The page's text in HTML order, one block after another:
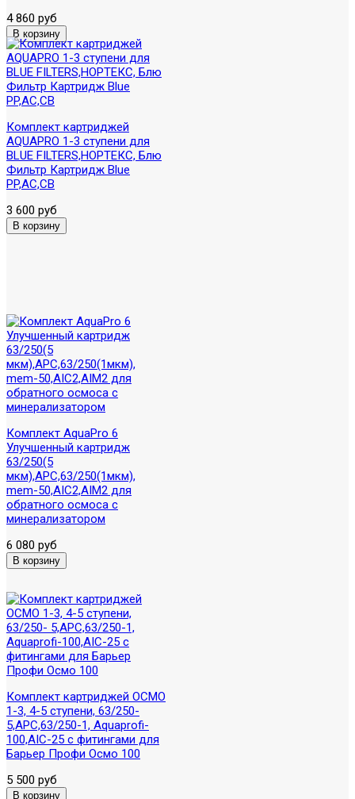
4 860 руб
Комплект картриджей
AQUAPRO 1-3 ступени для
BLUE FILTERS,НОРТЕКС, Блю
Фильтр Картридж Blue
PP,AC,CB
3 600 руб
Комплект AquaPro 6
Улучшенный картридж
63/250(5
мкм),APC,63/250(1мкм),
mem-50,AIC2,AIM2 для
обратного осмоса с
минерализатором
6 080 руб
Комплект картриджей ОСМО
1-3, 4-5 ступени, 63/250-
5,APC,63/250-1, Aquaprofi-
100,AIC-25 с фитингами для
Барьер Профи Осмо 100
5 500 руб